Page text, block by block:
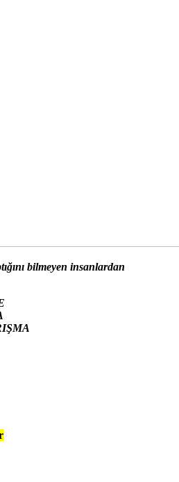
bilmeyen insanlardan